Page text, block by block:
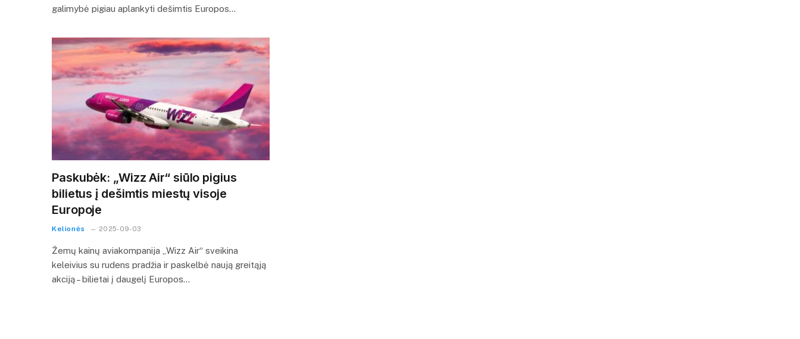
galimybė pigiau aplankyti dešimtis Europos…
Paskubėk: „Wizz Air“ siūlo pigius
bilietus į dešimtis miestų visoje
Europoje
Kelionės 2025-09-03
Žemų kainų aviakompanija „Wizz Air“ sveikina
keleivius su rudens pradžia ir paskelbė naują greitąją
akciją – bilietai į daugelį Europos…